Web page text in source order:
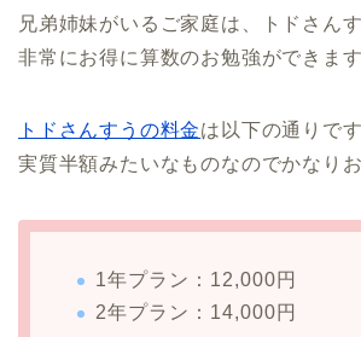
兄弟姉妹がいるご家庭は、トドさん
非常にお得に算数のお勉強ができます
トドさんすうの料金は以下の通りで
実質半額みたいなものなのでかなりお
1年プラン：12,000円
2年プラン：14,000円